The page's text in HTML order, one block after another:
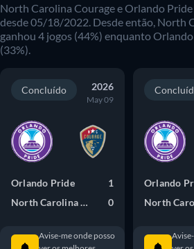
North Carolina Courage e Orlando Pride
desde 05/18/2022. Desde então, North
ganhou 4 jogos (44%) enquanto
(33%).
Concluído 2026
May 09
Orlando Pride
1
North Carolina Courage
0
Avise-me onde posso
Orlando